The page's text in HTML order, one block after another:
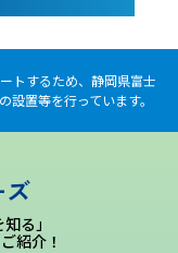
き
トするため、静岡県富士
置等を行っています。
ズ
る」
紹介！